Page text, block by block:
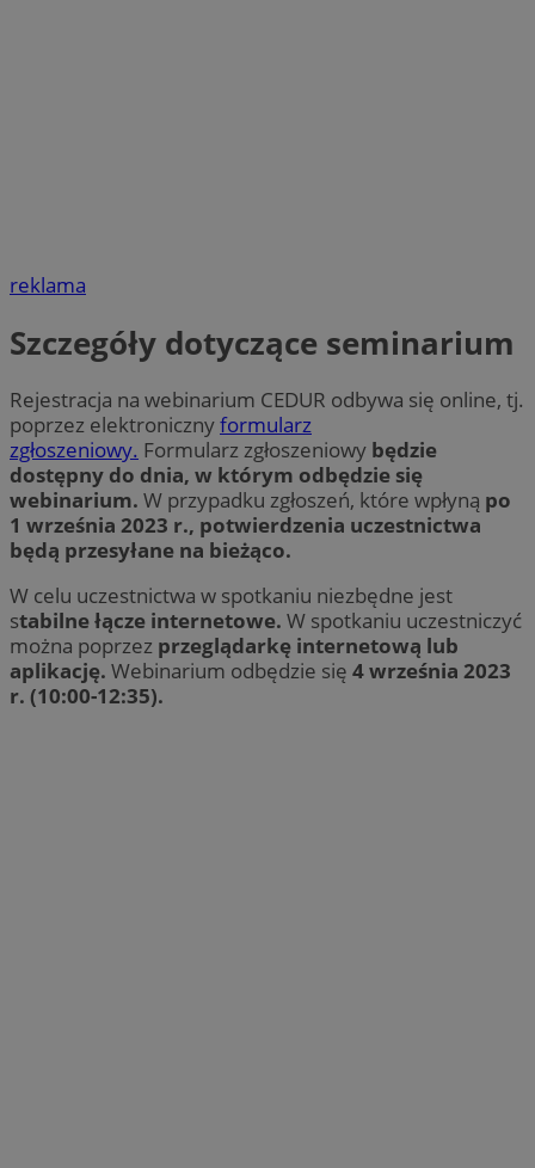
reklama
Szczegóły dotyczące seminarium
Rejestracja na webinarium CEDUR odbywa się online, tj.
poprzez elektronicznyformularz
zgłoszeniowy. Formularz zgłoszeniowy będzie
dostępny do dnia, w którym odbędzie się
webinarium. W przypadku zgłoszeń, które wpłyną po
1 września 2023 r., potwierdzenia uczestnictwa
będą przesyłane na bieżąco.
W celu uczestnictwa w spotkaniu niezbędne jest
stabilne łącze internetowe. W spotkaniu uczestniczyć
można poprzez przeglądarkę internetową lub
aplikację. Webinarium odbędzie się 4 września 2023
r. (10:00-12:35).